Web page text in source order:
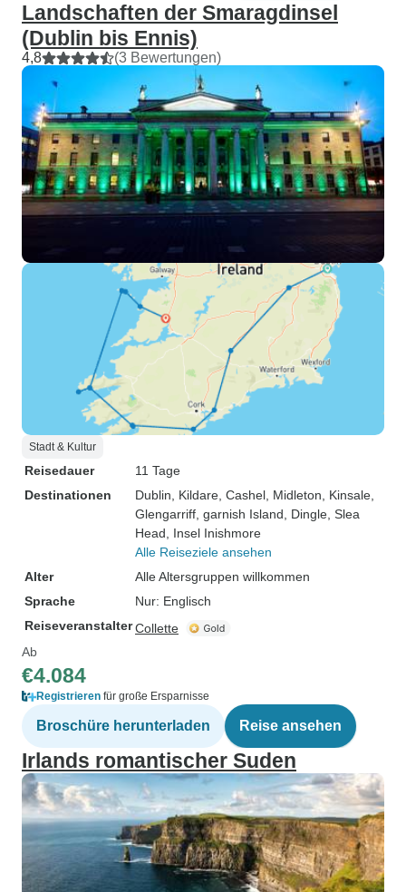
Landschaften der Smaragdinsel
(Dublin bis Ennis)
4,8 (3 Bewertungen)
Stadt & Kultur
Reisedauer
11 Tage
Destinationen
Dublin , Kildare , Cashel , Midleton , Kinsale
Glengarriff , garnish Island , Dingle , Slea
Head , Insel Inishmore
Alle Reiseziele ansehen
Alter
Alle Altersgruppen willkommen
Sprache
Nur: Englisch
ReiseveranstalterCollette
Ab
€4.084
Registrieren für große Ersparnisse
Broschüre herunterladen Reise ansehen
Irlands romantischer Suden